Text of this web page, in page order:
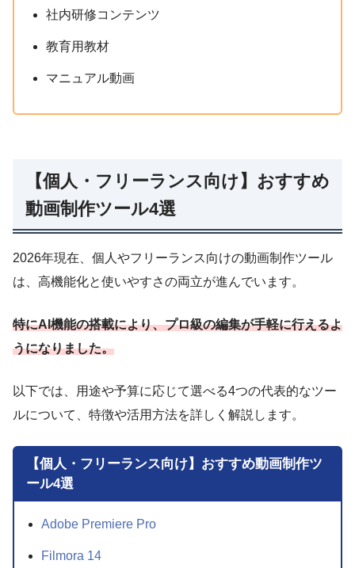
社内研修コンテンツ
教育用教材
マニュアル動画
【個人・フリーランス向け】おすすめ
動画制作ツール4選
2026年現在、個人やフリーランス向けの動画制作ツール
は、高機能化と使いやすさの両立が進んでいます。
特にAI機能の搭載により、プロ級の編集が手軽に行えるよ
うになりました。
以下では、用途や予算に応じて選べる4つの代表的なツー
ルについて、特徴や活用方法を詳しく解説します。
【個人・フリーランス向け】おすすめ動画制作ツ
ール4選
Adobe Premiere Pro
Filmora 14